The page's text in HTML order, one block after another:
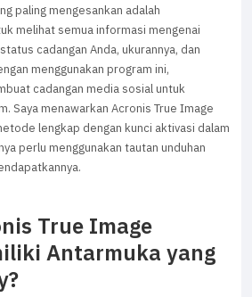
paling mengesankan adalah
melihat semua informasi mengenai
cadangan Anda, ukurannya, dan
menggunakan program ini,
cadangan media sosial untuk
Saya menawarkan Acronis True Image
lengkap dengan kunci aktivasi dalam
perlu menggunakan tautan unduhan
True Image
Antarmuka yang